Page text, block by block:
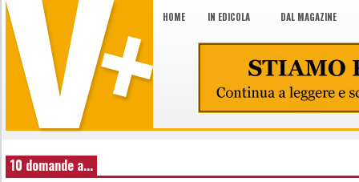
HOME IN EDICOLA DAL MAGAZINE
10 domande a...